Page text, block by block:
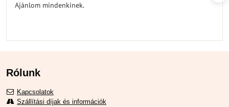
Ajánlom mindenkinek.
Rólunk
Kapcsolatok
Szállítási díjak és információk